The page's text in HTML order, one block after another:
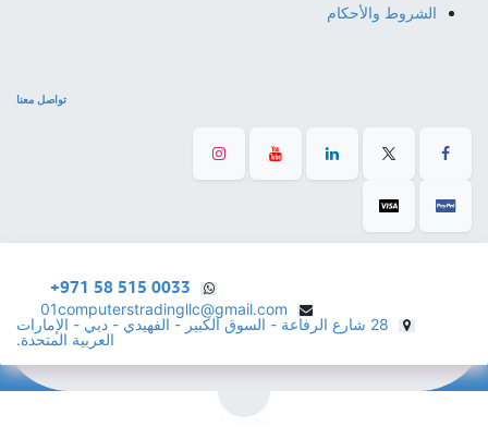
الشروط والأحكام
تواصل معنا
+971 58 515 0033
01computerstradingllc@gmail.com
28 شارع الرفاعة - السوق الكبير - الفهيدي - دبي - الإمارات
العربية المتحدة.